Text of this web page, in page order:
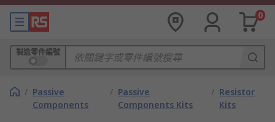
0
製造零件編號
/ Passive
Components
/ Passive
Components Kits
/ Resistor
Kits